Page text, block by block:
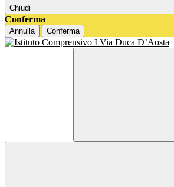
Chiudi
Conferma
Annulla Conferma